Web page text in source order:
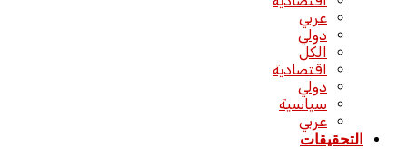
عربي
دولي
الكل
اقتصادية
دولي
سياسية
عربي
التحقيقات